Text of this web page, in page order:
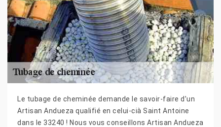
Le tubage de cheminée demande le savoir-faire d’un
Artisan Andueza qualifié en celui-cià Saint Antoine
dans le 33240 ! Nous vous conseillons Artisan Andueza